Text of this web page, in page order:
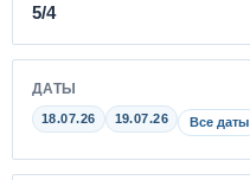
5/4
ДАТЫ
18.07.26 19.07.26 Все даты